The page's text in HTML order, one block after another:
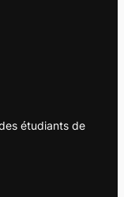
étudiants de